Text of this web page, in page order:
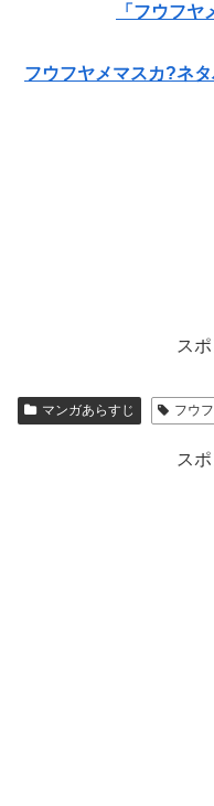
「フウフ
フウフヤメマスカ?ネ
ス
マンガあらすじ フウ
ス